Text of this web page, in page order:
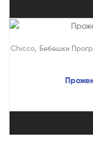
Chicco, Бебешки